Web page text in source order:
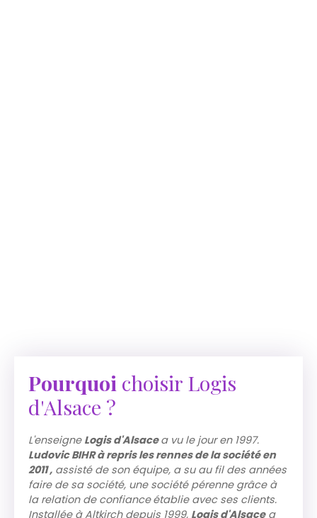
Pourquoi choisir Logis
d'Alsace ?
L'enseigne Logis d'Alsacea vu le jour en 1997.
Ludovic BIHR à repris les rennes de la société en
2011 , assisté de son équipe, a su au fil des années
faire de sa société, une société pérenne grâce à
la relation de confiance établie avec ses clients.
Installée à Altkirch depuis 1999, Logis d'Alsacea